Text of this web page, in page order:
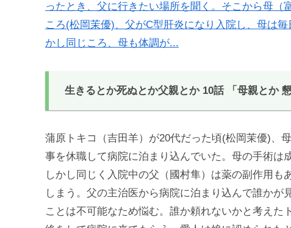
ったとき、父に行きたい場所を聞く。そこから母
ころ(松岡茉優)、父がC型肝炎になり入院し、母は
かし同じころ、母も体調が...
生きるとか死ぬとか父親とか 10話 「母親とか
蒲原トキコ（吉田羊）が20代だった頃(松岡茉優)、
事を休職して病院に泊まり込んでいた。母の手術は
しかし同じく入院中の父（國村隼）は薬の副作用
しまう。父の主治医から病院に泊まり込んで誰か
ことは不可能なため悩む。誰か頼れないかと考え